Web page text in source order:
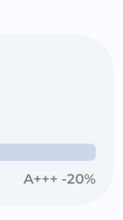
A+++ -20%